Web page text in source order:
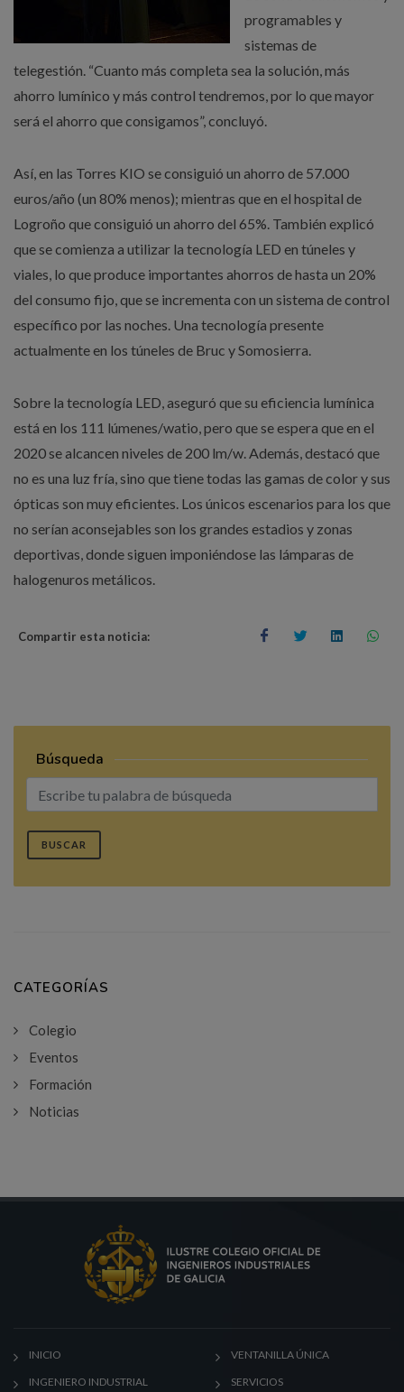
programables y
sistemas de
telegestión. “Cuanto más completa sea la solución, más
ahorro lumínico y más control tendremos, por lo que mayor
será el ahorro que consigamos”, concluyó.
Así, en las Torres KIO se consiguió un ahorro de 57.000
euros/año (un 80% menos); mientras que en el hospital de
Logroño que consiguió un ahorro del 65%. También explicó
que se comienza a utilizar la tecnología LED en túneles y
viales, lo que produce importantes ahorros de hasta un 20%
del consumo fijo, que se incrementa con un sistema de control
específico por las noches. Una tecnología presente
actualmente en los túneles de Bruc y Somosierra.
Sobre la tecnología LED, aseguró que su eficiencia lumínica
está en los 111 lúmenes/watio, pero que se espera que en el
2020 se alcancen niveles de 200 lm/w. Además, destacó que
no es una luz fría, sino que tiene todas las gamas de color y sus
ópticas son muy eficientes. Los únicos escenarios para los que
no serían aconsejables son los grandes estadios y zonas
deportivas, donde siguen imponiéndose las lámparas de
halogenuros metálicos.
Compartir esta noticia:
Búsqueda
BUSCAR
CATEGORÍAS
Colegio
Eventos
Formación
Noticias
INICIO
INGENIERO INDUSTRIAL
VENTANILLA ÚNICA
SERVICIOS